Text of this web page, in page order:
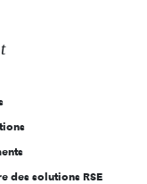
des solutions RSE